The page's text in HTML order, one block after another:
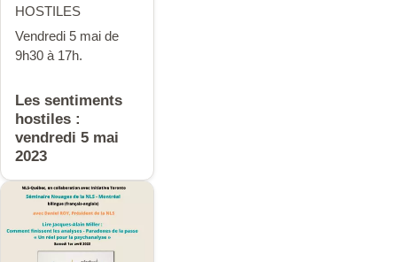
HOSTILES
Vendredi 5 mai de
9h30 à 17h.
Les sentiments
hostiles :
vendredi 5 mai
2023